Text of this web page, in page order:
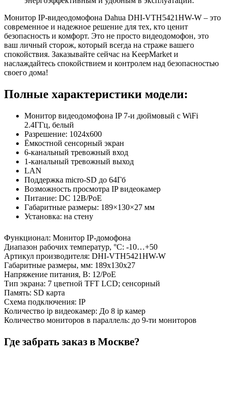
Монитор IP-видеодомофона Dahua DHI-VTH5421HW-W – это
современное и надежное решение для тех, кто ценит
безопасность и комфорт. Это не просто видеодомофон, это
ваш личный сторож, который всегда на страже вашего
спокойствия. Заказывайте сейчас на KeepMarket и
наслаждайтесь спокойствием и контролем над безопасностью
своего дома!
Полные характеристики модели:
Монитор видеодомофона IP 7-и дюймовый с WiFi
2.4ГГц, белый
Разрешение: 1024x600
Ёмкостной сенсорный экран
6-канальный тревожный вход
1-канальный тревожный выход
LAN
Поддержка micro-SD до 64Гб
Возможность просмотра IP видеокамер
Питание: DC 12В/PoE
Габаритные размеры: 189×130×27 мм
Установка: на стену
Функционал: Монитор IP-домофона
Диапазон рабочих температур, °С: -10…+50
Артикул производителя: DHI-VTH5421HW-W
Габаритные размеры, мм: 189х130х27
Напряжение питания, В: 12/PoE
Тип экрана: 7 цветной TFT LCD; сенсорный
Память: SD карта
Схема подключения: IP
Количество ip видеокамер: До 8 ip камер
Количество мониторов в параллель: до 9-ти мониторов
Где забрать заказ в Москве?